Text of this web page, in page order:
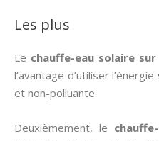
Les plus
Le chauffe-eau solaire
l’avantage d’utiliser
et non-polluante.
Deuxièmement, le